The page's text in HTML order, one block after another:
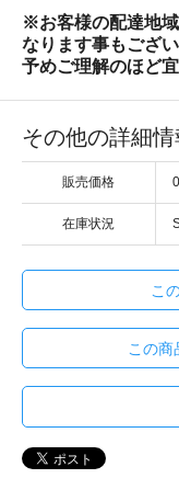
※お客様の配達地
なります事もござい
予めご理解のほど
その他の詳細情
販売価格
在庫状況
こ
この商